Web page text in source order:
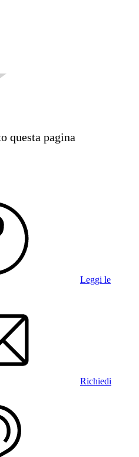
questa pagina
Leggi le
Richiedi